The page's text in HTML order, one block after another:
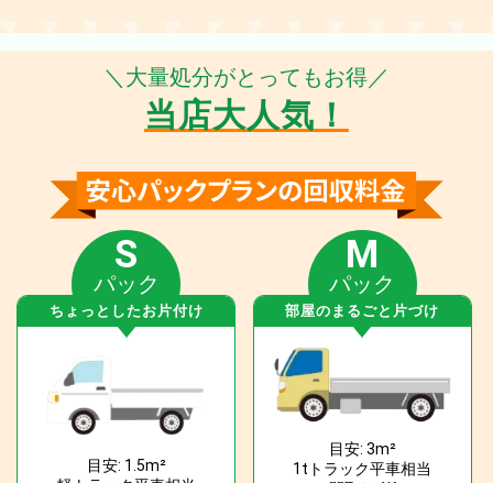
＼大量処分がとってもお得／
当店大人気！
S
パック
ちょっとしたお片付け
目安: 1.5m²
M
パック
部屋のまるごと片づけ
目安: 3m²
1tトラック平車相当